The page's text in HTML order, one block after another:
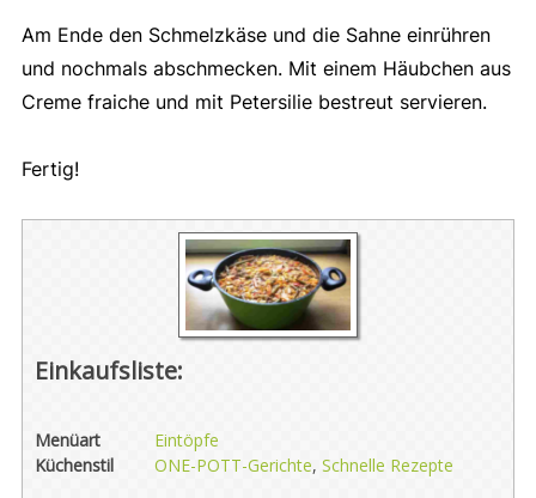
Am Ende den Schmelzkäse und die Sahne einrühren
und nochmals abschmecken. Mit einem Häubchen aus
Creme fraiche und mit Petersilie bestreut servieren.
Fertig!
Einkaufsliste:
Menüart
Eintöpfe
Küchenstil
ONE-POTT-Gerichte, Schnelle Rezepte